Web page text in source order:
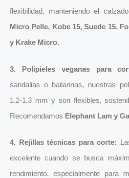
flexibilidad, manteniendo el
Micro Pelle, Kobe 15,Suede 15,
y Krake Micro.
3. Polipieles veganas para
sandalias o bailarinas, nuestras
1.2-1.3 mm y son flexibles,
Recomendamos Elephant Lam y
4. Rejillas técnicas para corte:
excelente cuando se busca
rendimiento, especialmente para